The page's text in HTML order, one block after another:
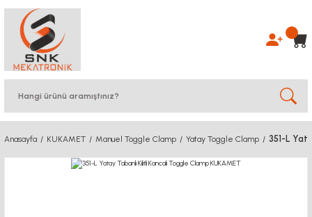
Anasayfa KUKAMET Manuel Toggle Clamp Yatay Toggle Clamp 351-L